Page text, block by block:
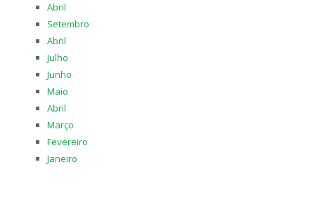
Abril
Setembro
Abril
Julho
Junho
Maio
Abril
Março
Fevereiro
Janeiro